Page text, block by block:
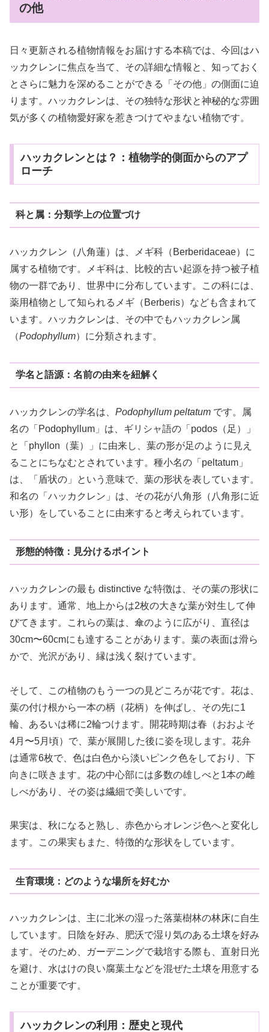
の他
日々更新される植物情報をお届けする本稿では、今回はハ
ッカクレンに焦点を当て、その詳細な情報と、知っておく
とさらに魅力を深めることができる「その他」の側面に迫
ります。ハッカクレンは、その独特な形状と神秘的な雰囲
気が多くの植物愛好家を惹きつけてやまない植物です。
ハッカクレンとは？：植物学的側面からのアプ
ローチ
科と属：分類学上の位置づけ
ハッカクレン（八角蓮）は、メギ科（Berberidaceae）に
属する植物です。メギ科は、比較的古い起源を持つ被子植
物の一群であり、世界中に分布しています。この科には、
薬用植物として知られるメギ（Berberis）なども含まれて
います。ハッカクレンは、その中でもハッカクレン属
（Podophyllum）に分類されます。
学名と語源：名前の由来を紐解く
ハッカクレンの学名は、 Podophyllum peltatum です。属
名の「Podophyllum」は、ギリシャ語の「podos（足）」
と「phyllon（葉）」に由来し、葉の形が足のように見え
ることにちなむとされています。種小名の「peltatum」
は、「盾状の」という意味で、葉の形状を表しています。
和名の「ハッカクレン」は、その花が八角形（八角形に近
い形）をしていることに由来すると考えられています。
形態的特徴：見分けるポイント
ハッカクレンの最も distinctive な特徴は、その葉の形状に
あります。通常、地上からは2枚の大きな葉が対生して伸
びてきます。これらの葉は、傘のように広がり、直径は
30cm〜60cmにも達することがあります。葉の表面は滑ら
かで、光沢があり、縁は浅く裂けています。
そして、この植物のもう一つの見どころが花です。花は、
葉の付け根から一本の柄（花柄）を伸ばし、その先に1
輪、あるいは稀に2輪つけます。開花時期は春（おおよそ
4月〜5月頃）で、葉が展開した後に姿を現します。花弁
は通常6枚で、色は白色から淡いピンク色をしており、下
向きに咲きます。花の中心部には多数の雄しべと1本の雌
しべがあり、その姿は繊細で美しいです。
果実は、秋になると熟し、赤色からオレンジ色へと変化し
ます。この果実もまた、特徴的な形状をしています。
生育環境：どのような場所を好むか
ハッカクレンは、主に北米の湿った落葉樹林の林床に自生
しています。日陰を好み、肥沃で湿り気のある土壌を好み
ます。そのため、ガーデニングで栽培する際も、直射日光
を避け、水はけの良い腐葉土などを混ぜた土壌を用意する
ことが重要です。
ハッカクレンの利用：歴史と現代